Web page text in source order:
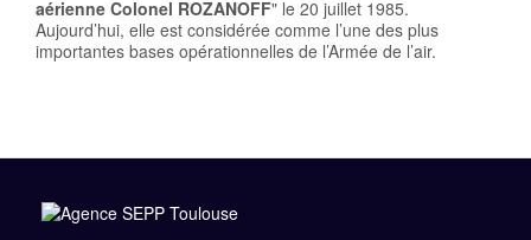
aérienne Colonel ROZANOFF" le 20 juillet 1985.
Aujourd’hui, elle est considérée comme l’une des plus
importantes bases opérationnelles de l’Armée de l’air.